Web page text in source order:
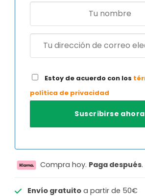
Estoy de acuerdo con los
política de privacidad
Compra hoy. Paga después.
Envío gratuitoa partir de 50€